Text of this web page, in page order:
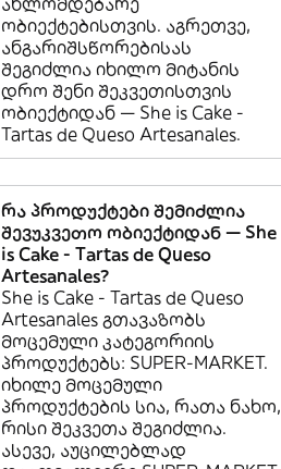
ობიექტებისთვის. აგრეთვე,
ანგარიშსწორებისას
შეგიძლია იხილო მიტანის
დრო შენი შეკვეთისთვის
ობიექტიდან — She is Cake -
Tartas de Queso Artesanales.
რა პროდუქტები შემიძლია
შევუკვეთო ობიექტიდან — She
is Cake - Tartas de Queso
Artesanales?
She is Cake - Tartas de Queso
Artesanales გთავაზობს
მოცემული კატეგორიის
პროდუქტებს: SUPER-MARKET.
იხილე მოცემული
პროდუქტების სია, რათა ნახო,
რისი შეკვეთა შეგიძლია.
ასევე, აუცილებლად